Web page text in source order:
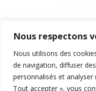
Nous respectons
Nous utilisons des
de navigation, diffuser
personnalisés et
Tout accepter », vous